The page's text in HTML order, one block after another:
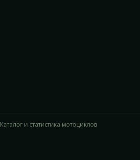
Каталог и статистика мотоциклов